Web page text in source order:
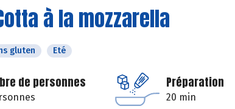
à la mozzarella
gluten Eté
de personnes Préparation
20 min